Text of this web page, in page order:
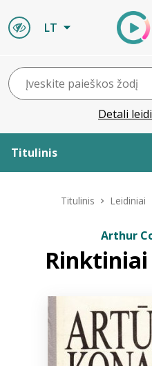
LT
Detali
Titulinis
ELVIS atvyksta
Naujienos
Bibliotekoms
Titulinis Leidiniai
Arthur
Rinktiniai